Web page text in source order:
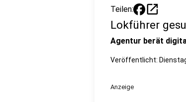
Teilen: open_in_new
Lokführer
Agentur berät
Veröffentlicht:
Anzeige